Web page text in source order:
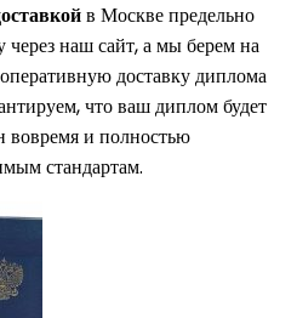
в Москве предельно
через наш сайт, а мы берем на
доставку диплома
что ваш диплом будет
вовремя и полностью
стандартам.